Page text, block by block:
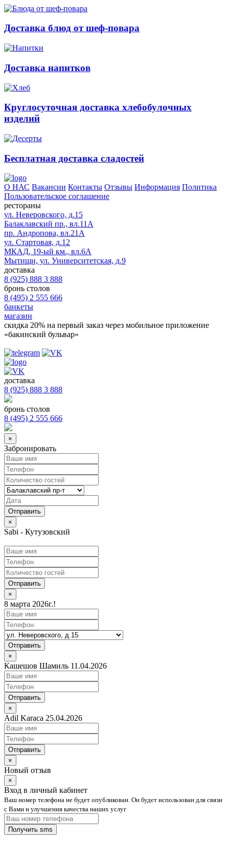
Доставка блюд от шеф-повара
Доставка напитков
Круглосуточная доставка хлебобулочных
изделий
Бесплатная доставка сладостей
О НАС Вакансии Контакты Отзывы Информация Политика
Пользовательское соглашение
рестораны
ул. Неверовского, д.15
Балаклавский пр., вл.11А
пр. Андропова, вл.21А
ул. Стартовая, д.12
МКАД, 19-ый км., вл.6А
Мытищи, ул. Университетская, д.9
доставка
8 (925) 888 3 888
бронь столов
8 (495) 2 555 666
банкеты
магазин
скидка 20% на первый заказ через мобильное приложение
«бакинский бульвар»
доставка
8 (925) 888 3 888
бронь столов
8 (495) 2 555 666
×
Забронировать
×
Sabi - Кутузовский
Отправить
×
8 марта 2026г.!
Отправить
×
Кашешов Шамиль 11.04.2026
Отправить
×
Adil Karaca 25.04.2026
Отправить
×
Новый отзыв
×
Вход в личный кабинет
Ваш номер телефона не будет опубликован. Он будет использован для связи
с Вами и улучшения качества наших услуг